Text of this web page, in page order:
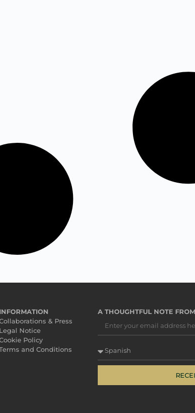
INFORMATION
& Press
Legal Notice
Policy
and Conditions
A THOUGHTFUL NOTE